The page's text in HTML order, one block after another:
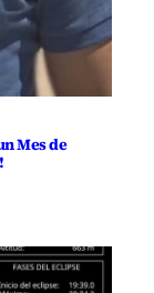
Mes de